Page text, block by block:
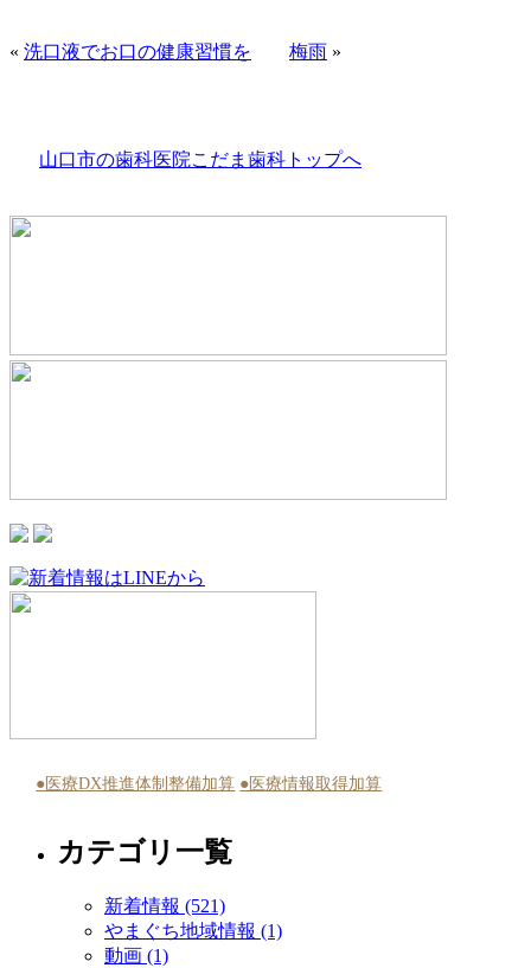
« 洗口液でお口の健康習慣を 梅雨 »
山口市の歯科医院こだま歯科トップへ
●医療DX推進体制整備加算 ●医療情報取得加算
カテゴリ一覧
新着情報 (521)
やまぐち地域情報 (1)
動画 (1)